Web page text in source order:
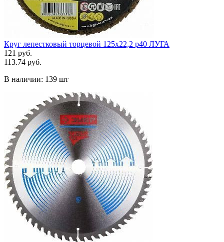
Круг лепестковый торцевой 125х22,2 р40 ЛУГА
121 руб.
113.74 руб.
В наличии: 139 шт